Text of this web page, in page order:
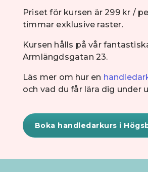
Priset för kursen är 299 kr /
timmar exklusive raster.
Kursen hålls på vår
Armlängdsgatan 23.
Läs mer om hur en
och vad du får lära dig under
Boka handledarkurs i